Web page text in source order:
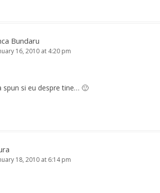
Bundaru
16, 2010 at 4:20 pm
spun si eu despre tine… 🙂
18, 2010 at 6:14 pm